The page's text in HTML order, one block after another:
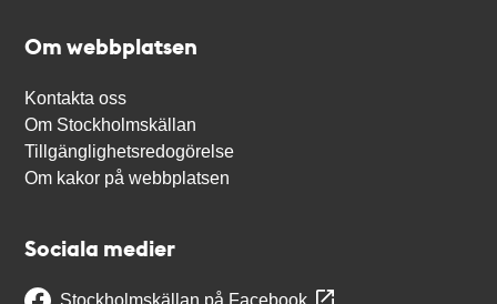
Om webbplatsen
Kontakta oss
Om Stockholmskällan
Tillgänglighetsredogörelse
Om kakor på webbplatsen
Sociala medier
Stockholmskällan på Facebook